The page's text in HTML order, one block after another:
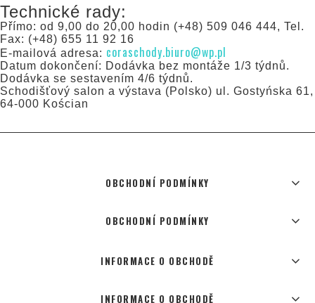
Technické rady:
Přímo: od 9,00 do 20,00 hodin (+48) 509 046 444, Tel.
Fax: (+48) 655 11 92 16
E-mailová adresa: coraschody.biuro@wp.pl
Datum dokončení: Dodávka bez montáže 1/3 týdnů.
Dodávka se sestavením 4/6 týdnů.
Schodišťový salon a výstava (Polsko) ul. Gostyńska 61,
64-000 Kościan
OBCHODNÍ PODMÍNKY
OBCHODNÍ PODMÍNKY
INFORMACE O OBCHODĚ
INFORMACE O OBCHODĚ